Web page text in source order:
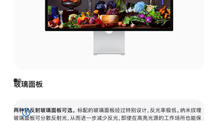
玻璃面板
两种抗反射玻璃面板可选。 标配的玻璃面板经过特别设计，反光率极低。纳米纹理
玻璃面板可分散反射光，从而进一步减少反光，即使在高亮光源的工作场所也能保
展